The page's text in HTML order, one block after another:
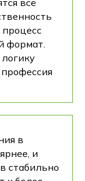
формат.
в
и
стабильно